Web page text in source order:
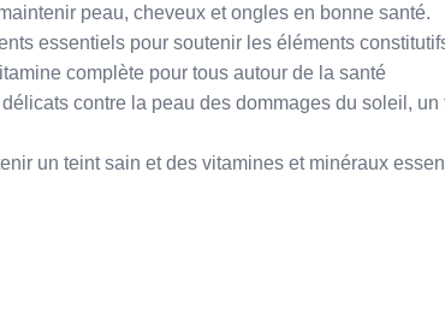
peau, cheveux et ongles en bonne santé.
essentiels pour soutenir les éléments
complète pour tous autour de la santé
contre la peau des dommages du soleil,
un teint sain et des vitamines et minéraux